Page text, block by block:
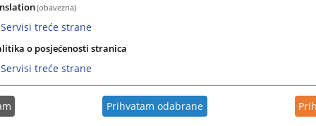
(tužbe, odgovore na tužbe, žalbe i druga pravna
sudu,
prepise- kada se zatraže od suda;
odluke- kada se objave, a ako stranka nije prisutna
javno objavljena - kada se stranci ili njenom
poravnanja
- kada se zaključe;
(obavezna)
Servisi treće strane
o posjećenosti stranica
Servisi treće strane
Prihvatam odabrane